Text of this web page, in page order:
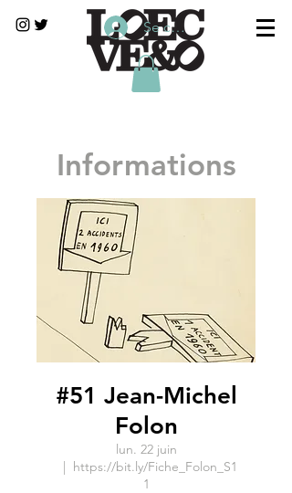
Se connecter
Informations
#51 Jean-Michel
Folon
lun. 22 juin
  |
https://bit.ly/Fiche_Folon_S1
1